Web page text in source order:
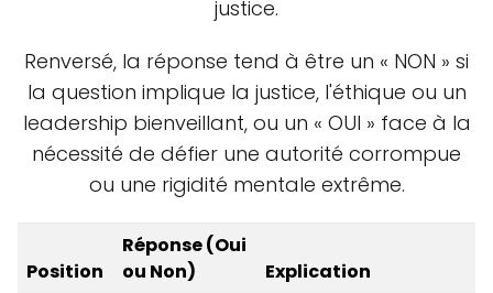
justice.
Renversé, la réponse tend à être un « NON » si
la question implique la justice, l'éthique ou un
leadership bienveillant, ou un « OUI » face à la
nécessité de défier une autorité corrompue
ou une rigidité mentale extrême.
Position
Réponse (Oui
ou Non)
Explication